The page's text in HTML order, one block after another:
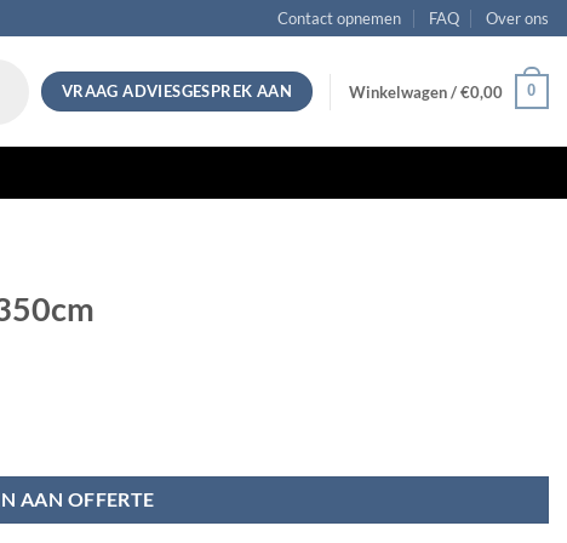
Contact opnemen FAQ Over ons
VRAAG ADVIESGESPREK AAN Winkelwagen /€0,00 0
AAN OFFERTE